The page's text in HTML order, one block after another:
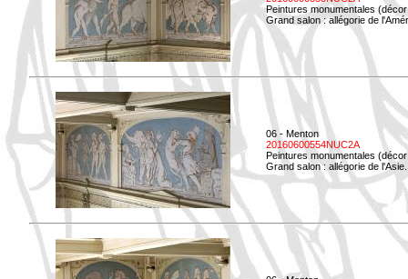
Peintures monumentales
Grand salon : allégorie de
06 - Menton
20160600554NUC2A
Peintures monumentales
Grand salon : allégorie de l'Asie.